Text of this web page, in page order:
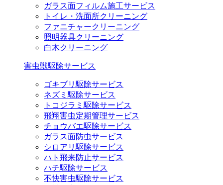
ガラス面フィルム施工サービス
トイレ・洗面所クリーニング
ファニチャークリーニング
照明器具クリーニング
白木クリーニング
害虫獣駆除サービス
ゴキブリ駆除サービス
ネズミ駆除サービス
トコジラミ駆除サービス
飛翔害虫定期管理サービス
チョウバエ駆除サービス
ガラス面防虫サービス
シロアリ駆除サービス
ハト飛来防止サービス
ハチ駆除サービス
不快害虫駆除サービス